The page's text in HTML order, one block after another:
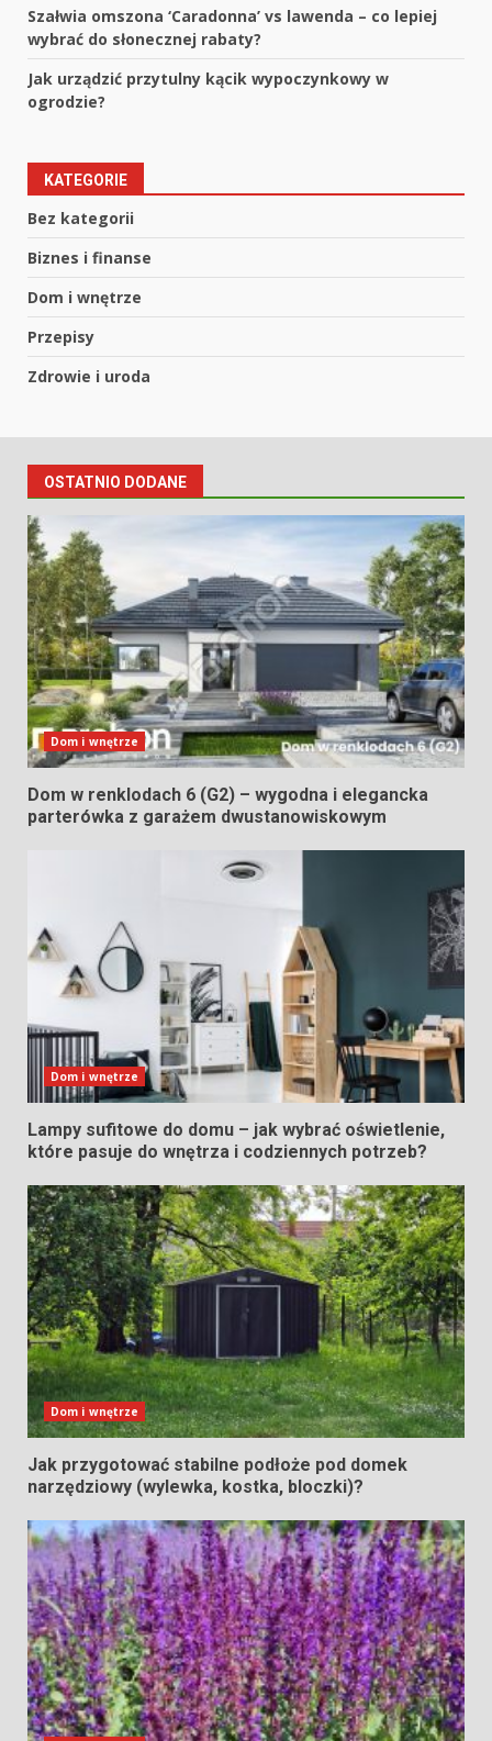
Szałwia omszona ‘Caradonna’ vs lawenda – co lepiej
wybrać do słonecznej rabaty?
Jak urządzić przytulny kącik wypoczynkowy w
ogrodzie?
KATEGORIE
Bez kategorii
Biznes i finanse
Dom i wnętrze
Przepisy
Zdrowie i uroda
OSTATNIO DODANE
Dom i wnętrze
Dom w renklodach 6 (G2) – wygodna i elegancka
parterówka z garażem dwustanowiskowym
Dom i wnętrze
Lampy sufitowe do domu – jak wybrać oświetlenie,
które pasuje do wnętrza i codziennych potrzeb?
Dom i wnętrze
Jak przygotować stabilne podłoże pod domek
narzędziowy (wylewka, kostka, bloczki)?